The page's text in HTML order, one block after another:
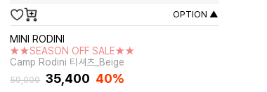
OPTION ▲
MINI RODINI
★★SEASON OFF SALE★★
Camp Rodini 티셔츠_Beige
59,000 35,400 40%